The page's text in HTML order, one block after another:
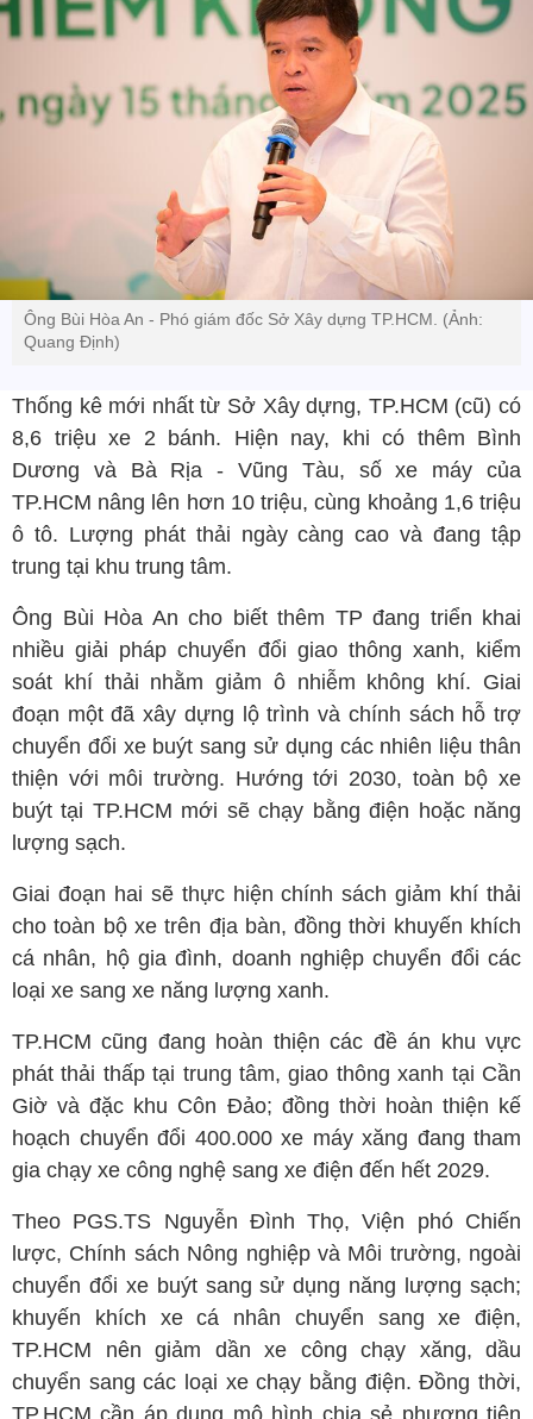
Ông Bùi Hòa An - Phó giám đốc Sở Xây dựng TP.HCM. (Ảnh:
Quang Định)
Thống kê mới nhất từ Sở Xây dựng, TP.HCM (cũ) có
8,6 triệu xe 2 bánh. Hiện nay, khi có thêm Bình
Dương và Bà Rịa - Vũng Tàu, số xe máy của
TP.HCM nâng lên hơn 10 triệu, cùng khoảng 1,6 triệu
ô tô. Lượng phát thải ngày càng cao và đang tập
trung tại khu trung tâm.
Ông Bùi Hòa An cho biết thêm TP đang triển khai
nhiều giải pháp chuyển đổi giao thông xanh, kiểm
soát khí thải nhằm giảm ô nhiễm không khí. Giai
đoạn một đã xây dựng lộ trình và chính sách hỗ trợ
chuyển đổi xe buýt sang sử dụng các nhiên liệu thân
thiện với môi trường. Hướng tới 2030, toàn bộ xe
buýt tại TP.HCM mới sẽ chạy bằng điện hoặc năng
lượng sạch.
Giai đoạn hai sẽ thực hiện chính sách giảm khí thải
cho toàn bộ xe trên địa bàn, đồng thời khuyến khích
cá nhân, hộ gia đình, doanh nghiệp chuyển đổi các
loại xe sang xe năng lượng xanh.
TP.HCM cũng đang hoàn thiện các đề án khu vực
phát thải thấp tại trung tâm, giao thông xanh tại Cần
Giờ và đặc khu Côn Đảo; đồng thời hoàn thiện kế
hoạch chuyển đổi 400.000 xe máy xăng đang tham
gia chạy xe công nghệ sang xe điện đến hết 2029.
Theo PGS.TS Nguyễn Đình Thọ, Viện phó Chiến
lược, Chính sách Nông nghiệp và Môi trường, ngoài
chuyển đổi xe buýt sang sử dụng năng lượng sạch;
khuyến khích xe cá nhân chuyển sang xe điện,
TP.HCM nên giảm dần xe công chạy xăng, dầu
chuyển sang các loại xe chạy bằng điện. Đồng thời,
TP.HCM cần áp dụng mô hình chia sẻ phương tiện